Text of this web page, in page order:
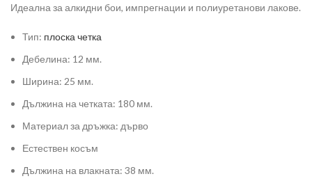
Идеална за алкидни бои, импрегнации и полиуретанови лакове.
Тип: плоска четка
Дебелина: 12 мм.
Ширина: 25 мм.
Дължина на четката: 180 мм.
Материал за дръжка: дърво
Естествен косъм
Дължина на влакната: 38 мм.